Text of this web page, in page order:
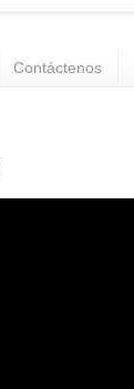
Contáctenos